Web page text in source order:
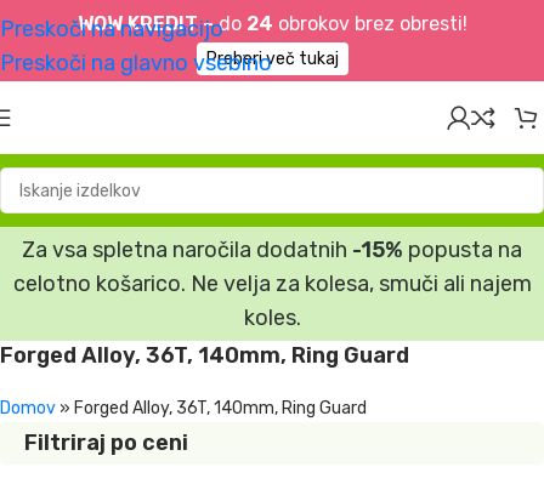
WOW KREDIT –do 24 obrokov brez obresti!
Preberi več tukaj
Preskoči na navigacijo
Preskoči na glavno vsebino
Za vsa spletna naročila dodatnih -15% popusta na
celotno košarico. Ne velja za kolesa, smuči ali najem
koles.
Forged Alloy, 36T, 140mm, Ring Guard
Domov » Forged Alloy, 36T, 140mm, Ring Guard
Filtriraj po ceni